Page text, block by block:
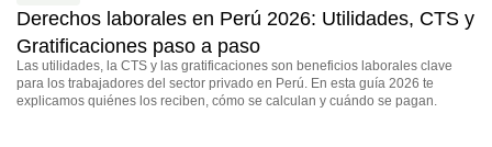
Derechos laborales en Perú 2026: Utilidades, CTS y
Gratificaciones paso a paso
Las utilidades, la CTS y las gratificaciones son beneficios laborales clave
para los trabajadores del sector privado en Perú. En esta guía 2026 te
explicamos quiénes los reciben, cómo se calculan y cuándo se pagan.